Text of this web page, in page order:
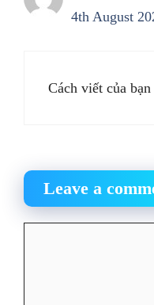
4th August
Cách viết của
Leave a